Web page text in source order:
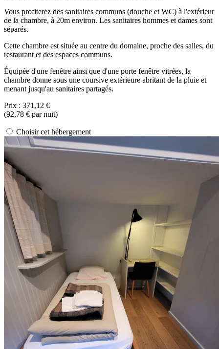
Vous profiterez des sanitaires communs (douche et WC) à l'extérieur
de la chambre, à 20m environ. Les sanitaires hommes et dames sont
séparés.
Cette chambre est située au centre du domaine, proche des salles, du
restaurant et des espaces communs.
Équipée d'une fenêtre ainsi que d'une porte fenêtre vitrées, la
chambre donne sous une coursive extérieure abritant de la pluie et
menant jusqu'au sanitaires partagés.
Prix : 371,12 €
(92,78 € par nuit)
Choisir cet hébergement